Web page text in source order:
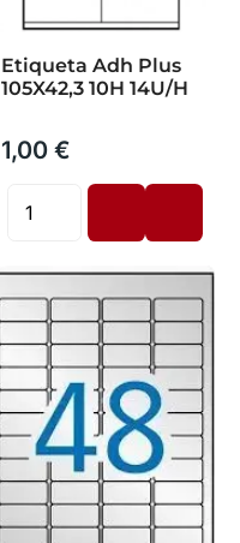
Etiqueta Adh Plus
105X42,3 10H 14U/H
1,00 €